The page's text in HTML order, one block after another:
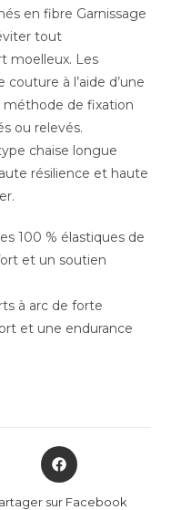
en fibre Garnissage
tout
moelleux. Les
à l’aide d’une
méthode de fixation
ou relevés.
chaise longue
résilience et haute
100 % élastiques de
et un soutien
à arc de forte
et une endurance
sur Facebook